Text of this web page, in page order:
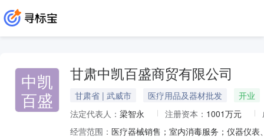
中凯
百盛
甘肃中凯百盛商贸有限公司
甘肃省 | 武威市 医疗用品及器材批发
开业
法定代表人： 梁智永 注册资本： 1001万元
经营范围：